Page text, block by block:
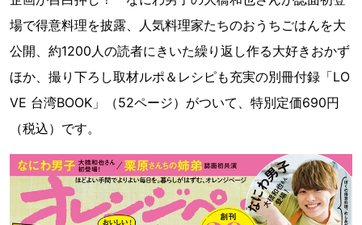
場で得意料理を披露、人気料理家たちのおうちごはんを大
公開、約1200人の読者にきいた繰り返し作る大好きおかず
ほか、撮り下ろし取材ルポ＆レシピも充実の別冊付録「LO
VE 台湾BOOK」（52ページ）がついて、特別定価690円
（税込）です。